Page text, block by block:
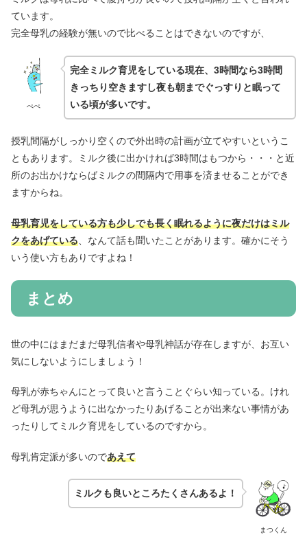
ています。
完全母乳の経験が無いので比べることはできないのですが、
ぺぺ
完全ミルク育児をしている現在、3時間なら3時間
きっちり空きますし夜も朝までぐっすりと眠って
いる頃が多いです。
授乳間隔がしっかり空くので外出時の計画が立てやすいというこ
ともあります。ミルク後に出かければ3時間はもつから・・・と近
所のお出かけならばミルクの間隔内で用事を済ませることができ
ますからね。
母乳育児をしている方も少しでも長く眠れるように夜だけはミル
クをあげている 、なんて話も聞いたことがあります。確かにそう
いう使い方もありですよね！
まとめ
世の中にはまだまだ母乳信者や母乳神話が存在しますが、お互い
気にしないようにしましょう！
母乳が赤ちゃんにとって良いと言うことぐらい知っている。けれ
ど母乳が思うように出なかったりあげることが出来ない事情があ
ったりしてミルク育児をしているのですから。
母乳肯定派が多いのであえて
まつくん
ミルクも良いところたくさんあるよ！